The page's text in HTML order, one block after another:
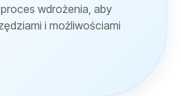
wdrożenia, aby
i możliwościami